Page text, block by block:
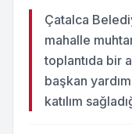
Çatalca
mahalle
toplantıda bir
başkan
katılım